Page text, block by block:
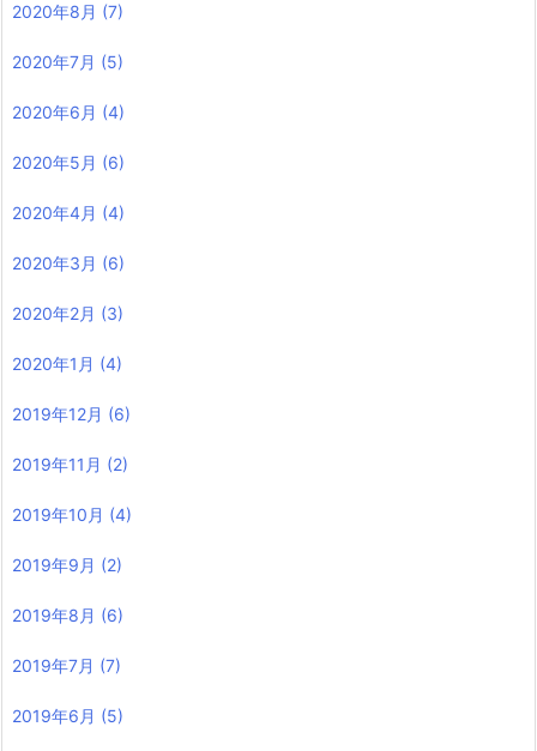
2020年8月 (7)
2020年7月 (5)
2020年6月 (4)
2020年5月 (6)
2020年4月 (4)
2020年3月 (6)
2020年2月 (3)
2020年1月 (4)
2019年12月 (6)
2019年11月 (2)
2019年10月 (4)
2019年9月 (2)
2019年8月 (6)
2019年7月 (7)
2019年6月 (5)